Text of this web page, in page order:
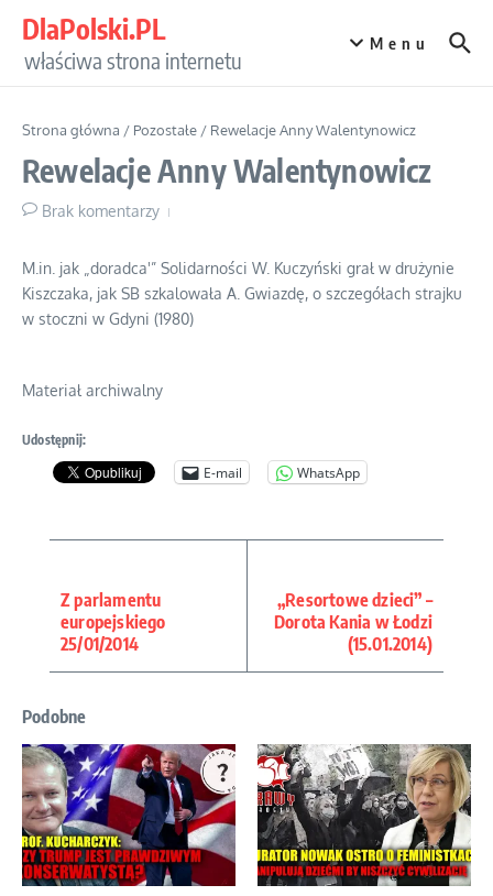
DlaPolski.PL
właściwa strona internetu
Menu
Strona główna / Pozostałe / Rewelacje Anny Walentynowicz
Rewelacje Anny Walentynowicz
Brak komentarzy
M.in. jak „doradca'” Solidarności W. Kuczyński grał w drużynie
Kiszczaka, jak SB szkalowała A. Gwiazdę, o szczegółach strajku
w stoczni w Gdyni (1980)
Materiał archiwalny
Udostępnij:
E-mail WhatsApp
Z parlamentu
europejskiego
25/01/2014
„Resortowe dzieci” –
Dorota Kania w Łodzi
(15.01.2014)
Podobne